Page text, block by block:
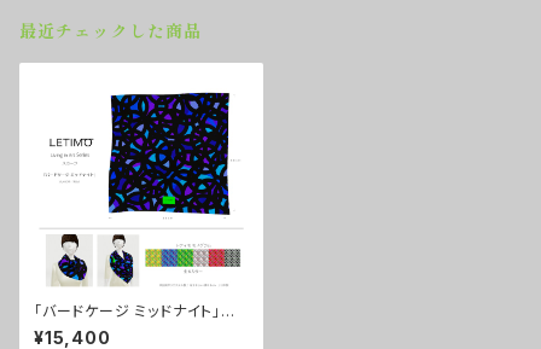
最近チェックした商品
「バードケージ ミッドナイト」
スカーフ ■配送まで3週間
¥15,400